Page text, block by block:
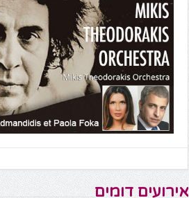
אירועים דומים